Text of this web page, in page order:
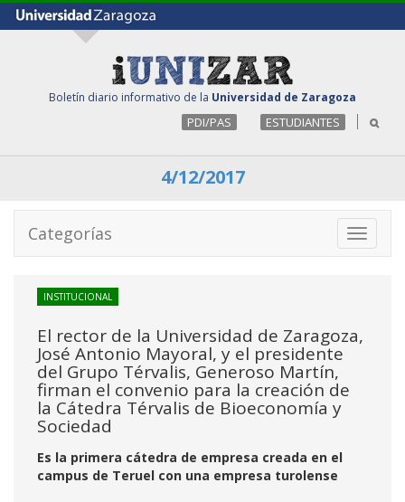
Boletín diario informativo de la Universidad de Zaragoza
PDI/PAS ESTUDIANTES
4/12/2017
Toggle
Categorías
INSTITUCIONAL
El rector de la Universidad de Zaragoza,
José Antonio Mayoral, y el presidente
del Grupo Térvalis, Generoso Martín,
firman el convenio para la creación de
la Cátedra Térvalis de Bioeconomía y
Sociedad
Es la primera cátedra de empresa creada en el
campus de Teruel con una empresa turolense